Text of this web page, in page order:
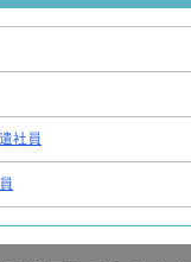
社員